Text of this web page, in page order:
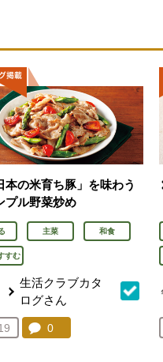
本の米育ち豚」を味わう
プル野菜炒め
主菜 和食
すむ
生活クラブカタ
ログさん
気に入り登録：
人が登録
コメント：
0件。コメントを見る。